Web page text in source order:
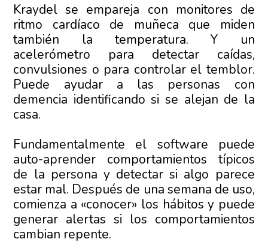
Kraydel se empareja con monitores de
ritmo cardíaco de muñeca que miden
también la temperatura. Y un
acelerómetro para detectar caídas,
convulsiones o para controlar el temblor.
Puede ayudar a las personas con
demencia identificando si se alejan de la
casa.
Fundamentalmente el software puede
auto-aprender comportamientos típicos
de la persona y detectar si algo parece
estar mal. Después de una semana de uso,
comienza a «conocer» los hábitos y puede
generar alertas si los comportamientos
cambian repente.